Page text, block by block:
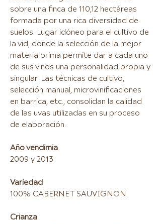
sobre una finca de 110,12 hectáreas
formada por una rica diversidad de
suelos. Lugar idóneo para el cultivo de
la vid, donde la selección de la mejor
materia prima permite dar a cada uno
de sus vinos una personalidad propia y
singular. Las técnicas de cultivo,
selección manual, microvinificaciones
en barrica, etc., consolidan la calidad
de las uvas utilizadas en su proceso
de elaboración.
Año vendimia
2009 y 2013
Variedad
100% CABERNET SAUVIGNON
Crianza